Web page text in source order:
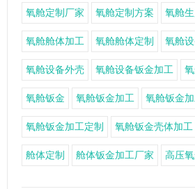
氧舱定制厂家 氧舱定制方案 氧舱
氧舱舱体加工 氧舱舱体定制 氧舱
氧舱设备外壳 氧舱设备钣金加工
氧舱钣金 氧舱钣金加工 氧舱钣金
氧舱钣金加工定制 氧舱钣金壳体加工
舱体定制 舱体钣金加工厂家 高压